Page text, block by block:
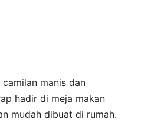
manis dan
hadir di meja makan
mudah dibuat di rumah.